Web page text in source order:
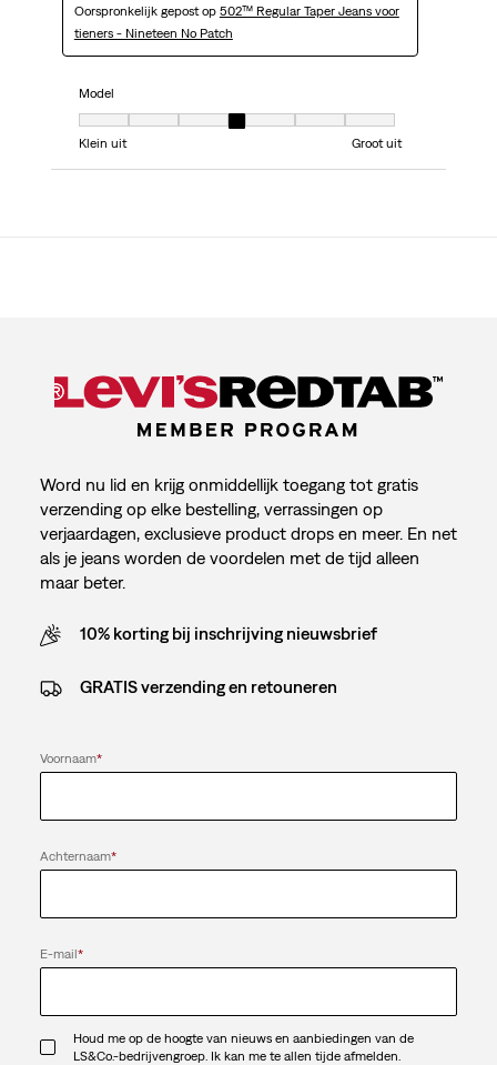
Oorspronkelijk gepost op 502™ Regular Taper Jeans voor
tieners - Nineteen No Patch
Model
Model, 4 van 7, waarbij 1 gelijk is aan Klein uit en 7 gelijk is aan Groot uit
Klein uit
Groot uit
Word nu lid en krijg onmiddellijk toegang tot gratis
verzending op elke bestelling, verrassingen op
verjaardagen, exclusieve product drops en meer. En net
als je jeans worden de voordelen met de tijd alleen
maar beter.
10% korting bij inschrijving nieuwsbrief
GRATIS verzending en retouneren
Voornaam*
Achternaam*
E-mail*
Houd me op de hoogte van nieuws en aanbiedingen van de
LS&Co.-bedrijvengroep. Ik kan me te allen tijde afmelden.